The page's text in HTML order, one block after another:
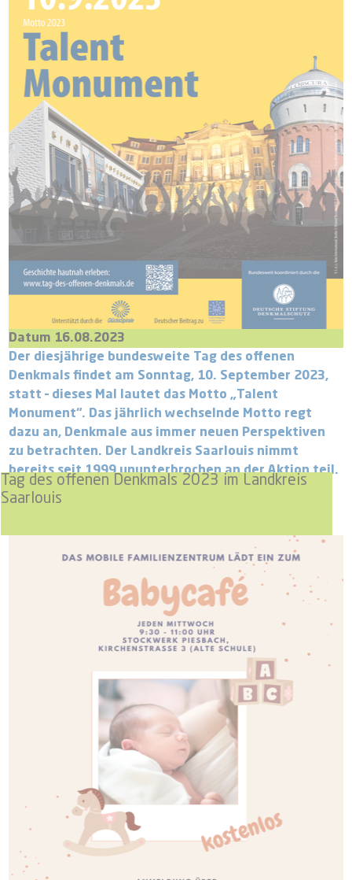
Tag des offenen Denkmals 2023 im Landkreis
Saarlouis
Datum 16.08.2023
Der diesjährige bundesweite Tag des offenen
Denkmals findet am Sonntag, 10. September 2023,
statt – dieses Mal lautet das Motto „Talent
Monument“. Das jährlich wechselnde Motto regt
dazu an, Denkmale aus immer neuen Perspektiven
zu betrachten. Der Landkreis Saarlouis nimmt
bereits seit 1999 ununterbrochen an der Aktion teil.